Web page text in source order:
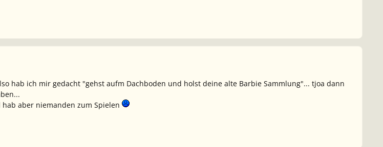
hab ich mir gedacht "gehst aufm Dachboden und holst deine alte Barbie Sammlung"... tjoa dann
aber niemanden zum Spielen